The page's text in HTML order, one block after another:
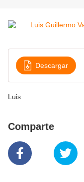
Descargar
Luis
Comparte